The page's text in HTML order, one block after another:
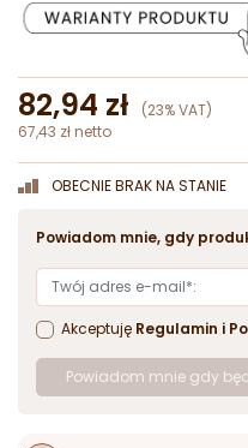
82,94 zł (23% VAT)
67,43 zł netto
OBECNIE BRAK NA STANIE
Powiadom mnie, gdy
Akceptuję Regulamin i
Powiadom mnie gdy